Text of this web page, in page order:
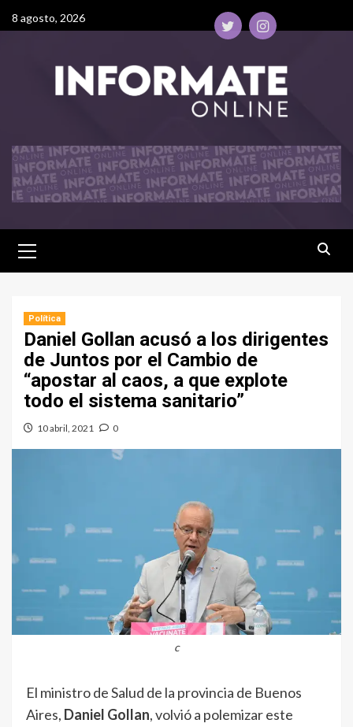
8 agosto, 2026
Política
Daniel Gollan acusó a los dirigentes
de Juntos por el Cambio de
“apostar al caos, a que explote
todo el sistema sanitario”
10 abril, 2021 0
c
El ministro de Salud de la provincia de Buenos
Aires, Daniel Gollan, volvió a polemizar este